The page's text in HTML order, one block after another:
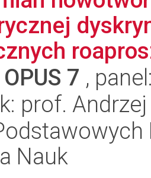
OPUS 7 ,
prof.
Nauk